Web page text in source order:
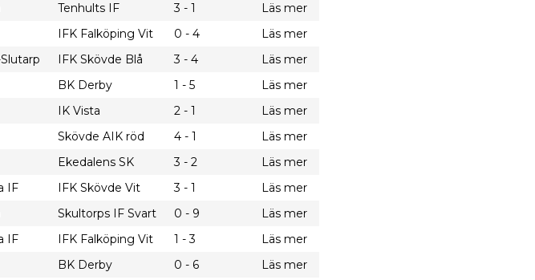
Tenhults IF 3 - 1
Läs mer
IFK Falköping Vit 0 - 4
Läs mer
IFK Skövde Blå 3 - 4
Läs mer
BK Derby 1 - 5
Läs mer
IK Vista 2 - 1
Läs mer
Skövde AIK röd 4 - 1
Läs mer
Ekedalens SK 3 - 2
Läs mer
IF IFK Skövde Vit 3 - 1
Läs mer
Skultorps IF Svart 0 - 9
Läs mer
IF IFK Falköping Vit 1 - 3
Läs mer
BK Derby 0 - 6
Läs mer